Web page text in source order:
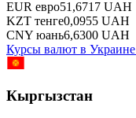
EUR евро51,6717 UAH
KZT тенге0,0955 UAH
CNY юань6,6300 UAH
Курсы валют в Украине
Кыргызстан